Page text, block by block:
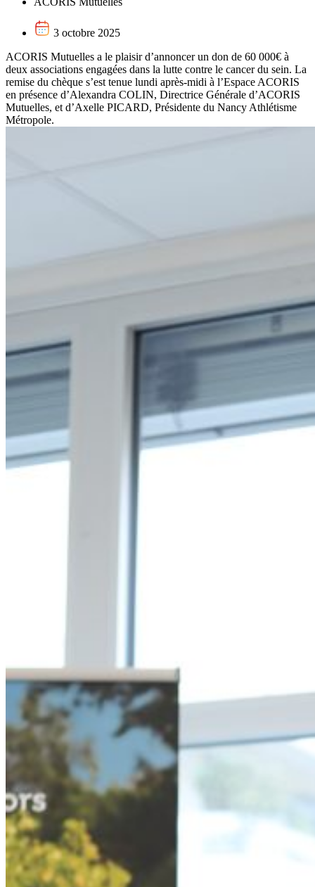
3 octobre 2025
ACORIS Mutuelles a le plaisir d’annoncer un don de 60 000€ à
deux associations engagées dans la lutte contre le cancer du sein. La
remise du chèque s’est tenue lundi après-midi à l’Espace ACORIS
en présence d’Alexandra COLIN, Directrice Générale d’ACORIS
Mutuelles, et d’Axelle PICARD, Présidente du Nancy Athlétisme
Métropole.